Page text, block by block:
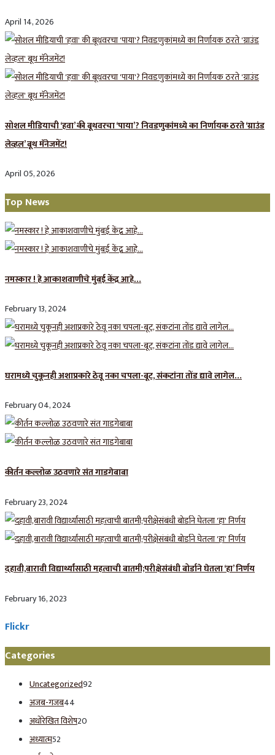
April 14, 2026
सोशल मीडियाची ‘हवा’ की बूथवरचा ‘पाया’? निवडणुकांमध्ये का निर्णायक ठरते ‘ग्राउंड
लेव्हल’ बूथ मॅनेजमेंट!
April 05, 2026
Top News
नमस्कार ! हे आकाशवाणीचे मुंबई केंद्र आहे…
February 13, 2024
घरामध्ये चुकूनही अशाप्रकारे ठेवू नका चपला-बूट, संकटांना तोंड द्यावे लागेल…
February 04, 2024
कीर्तन कल्लोळ उठवणारे संत गाडगेबाबा
February 23, 2024
दहावी,बारावी विद्यार्थ्यांसाठी महत्वाची बातमी;परीक्षेसंबंधी बोर्डाने घेतला ‘हा’ निर्णय
February 16, 2023
Flickr
Categories
Uncategorized92
अजब-गजब44
अधोरेखित विशेष20
अध्यात्म52